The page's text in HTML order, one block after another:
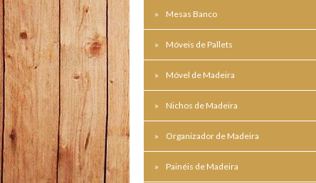
Mesas Banco
Móveis de Pallets
Móvel de Madeira
Nichos de Madeira
Organizador de Madeira
Painéis de Madeira